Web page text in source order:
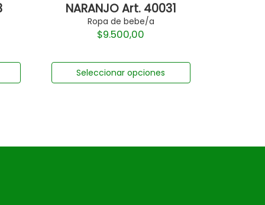
NARANJO Art. 40031
Ropa de bebe/a
$9.500,00
Seleccionar opciones